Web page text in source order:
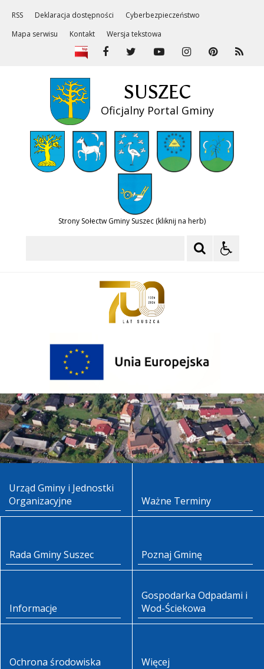
RSS Deklaracja dostępności
Cyberbezpieczeństwo
Mapa serwisu
Kontakt Wersja tekstowa
SUSZEC
Oficjalny Portal Gminy
Strony Sołectw Gminy Suszec (kliknij na herb)
Urząd Gminy i Jednostki
Organizacyjne
Ważne Terminy
Rada Gminy Suszec Poznaj Gminę
Informacje
Gospodarka Odpadami i
Wod-Ściekowa
Ochrona środowiska Więcej